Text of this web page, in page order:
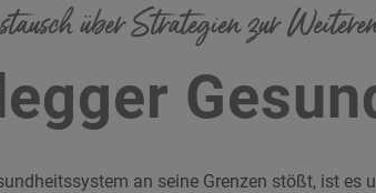
über Strategien zur
an seine Grenzen stößt, ist